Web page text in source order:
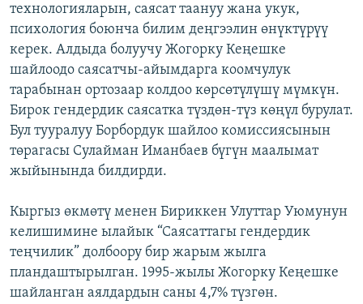
ЭЖЕ-СИҢДИЛЕР
АЗАТТЫК+
ЫҢГАЙСЫЗ СУРООЛОР
ОНЛАЙН ШЕРИНЕ
ЭЕ/АРнун бардык сайттары
технологияларын, саясат таануу жана укук,
психология боюнча билим деңгээлин өнүктүрүү
керек. Алдыда болуучу Жогорку Кеңешке
шайлоодо саясатчы-айымдарга коомчулук
тарабынан ортозаар колдоо көрсөтүлүшү мүмкүн.
Бирок гендердик саясатка түздөн-түз көңүл бурулат.
Бул тууралуу Борбордук шайлоо комиссиясынын
төрагасы Сулайман Иманбаев бүгүн маалымат
жыйынында билдирди.
Кыргыз өкмөтү менен Бириккен Улуттар Уюмунун
келишимине ылайык “Саясаттагы гендердик
теңчилик” долбоору бир жарым жылга
пландаштырылган. 1995-жылы Жогорку Кеңешке
шайланган аялдардын саны 4,7% түзгөн.